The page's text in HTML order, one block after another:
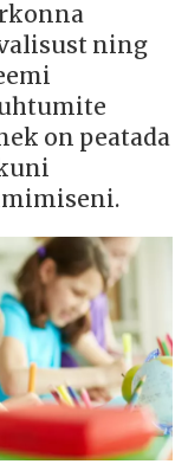
ning
on peatada